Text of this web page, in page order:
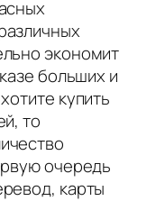
экономит
больших и
купить
то
очередь
карты